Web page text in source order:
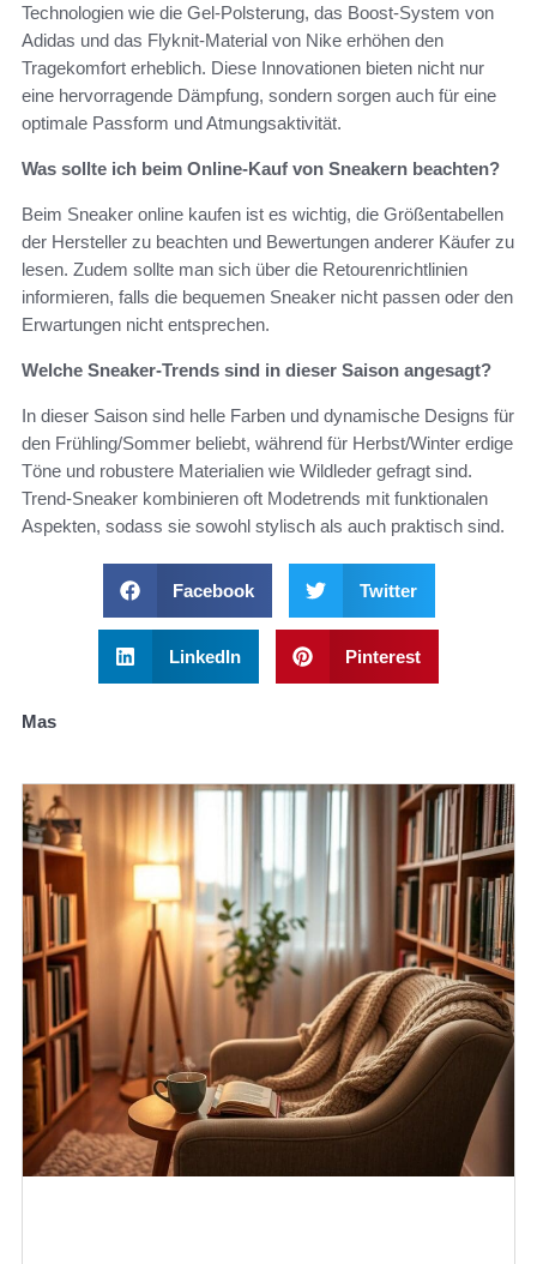
Technologien wie die Gel-Polsterung, das Boost-System von
Adidas und das Flyknit-Material von Nike erhöhen den
Tragekomfort erheblich. Diese Innovationen bieten nicht nur
eine hervorragende Dämpfung, sondern sorgen auch für eine
optimale Passform und Atmungsaktivität.
Was sollte ich beim Online-Kauf von Sneakern beachten?
Beim Sneaker online kaufen ist es wichtig, die Größentabellen
der Hersteller zu beachten und Bewertungen anderer Käufer zu
lesen. Zudem sollte man sich über die Retourenrichtlinien
informieren, falls die bequemen Sneaker nicht passen oder den
Erwartungen nicht entsprechen.
Welche Sneaker-Trends sind in dieser Saison angesagt?
In dieser Saison sind helle Farben und dynamische Designs für
den Frühling/Sommer beliebt, während für Herbst/Winter erdige
Töne und robustere Materialien wie Wildleder gefragt sind.
Trend-Sneaker kombinieren oft Modetrends mit funktionalen
Aspekten, sodass sie sowohl stylisch als auch praktisch sind.
Facebook Twitter
LinkedIn Pinterest
Mas